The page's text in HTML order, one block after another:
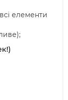
елементи